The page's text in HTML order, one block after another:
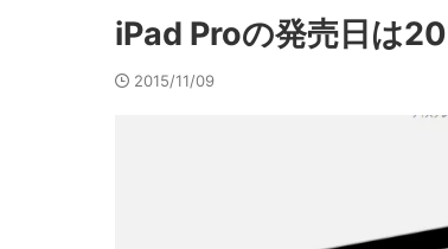
iPad Proの発売日は
2015/11/09